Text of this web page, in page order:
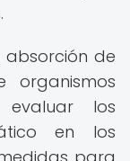
de
los
en los